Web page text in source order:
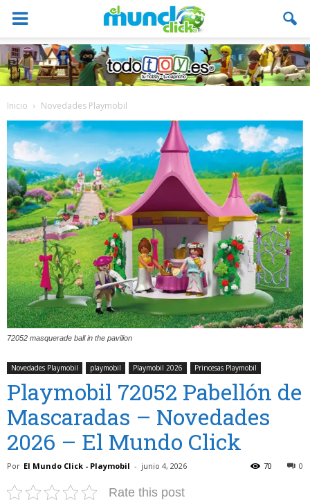
Inicio Novedades Playmobil
72052 masquerade ball in the pavilion
Novedades Playmobil playmobil Playmobil 2026 Princesas Playmobil
Playmobil 72052 Pabellón de
Mascaradas – Novedades
2026 – El Mundo Click
Por El Mundo Click - Playmobil - junio 4, 2026 0
70
Rate this post